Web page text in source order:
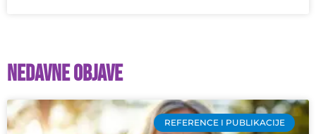
Nedavne objave
REFERENCE I PUBLIKACIJE